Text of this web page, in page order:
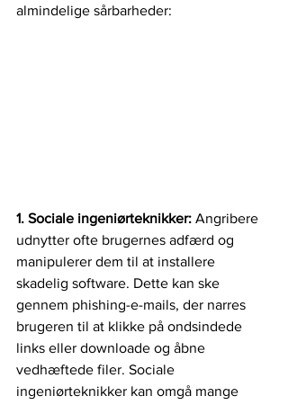
almindelige sårbarheder:
1. Sociale ingeniørteknikker: Angribere
udnytter ofte brugernes adfærd og
manipulerer dem til at installere
skadelig software. Dette kan ske
gennem phishing-e-mails, der narres
brugeren til at klikke på ondsindede
links eller downloade og åbne
vedhæftede filer. Sociale
ingeniørteknikker kan omgå mange